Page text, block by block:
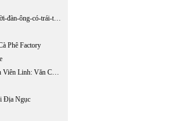
Đối Thoại Cùng Người-đàn-ông-có-trái-tim-bên-phải
Phê Factory
Thế Dũng Phỏng Vấn Viên Linh: Văn Chương Tôi Không Phục Vụ Niềm Vui
Địa Ngục